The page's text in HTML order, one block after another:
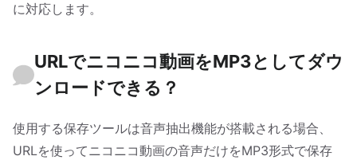
に対応します。
URLでニコニコ動画をMP3としてダウ
ンロードできる？
使用する保存ツールは音声抽出機能が搭載される場合、
URLを使ってニコニコ動画の音声だけをMP3形式で保存